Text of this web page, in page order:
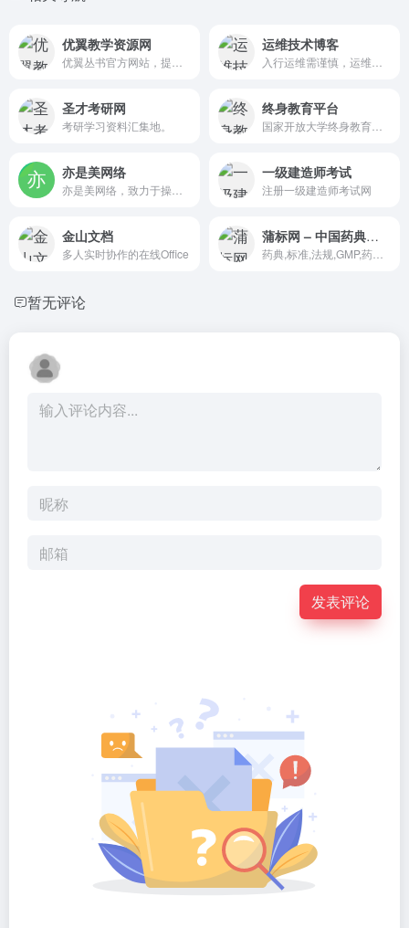
优翼教学资源网 运维技术博客
圣才考研网
考研学习资料汇集地。
终身教育平台
亦是美网络 一级建造师考试
注册一级建造师考试网
金山文档
多人实时协作的在线Office
蒲标网 – 中国药典、药品标准、法规在线查询
暂无评论
发表评论